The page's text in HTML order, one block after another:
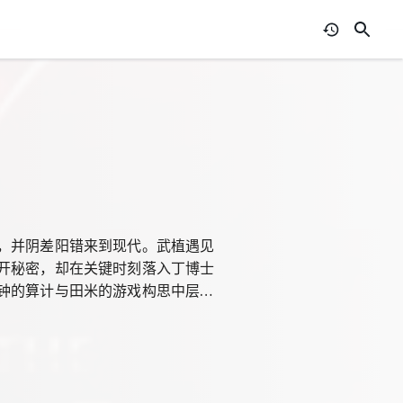
并阴差阳错来到现代。武植遇见
秘密，却在关键时刻落入丁博士
的算计与田米的游戏构思中层层